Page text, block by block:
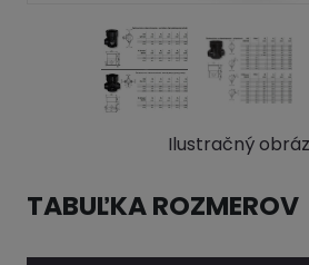
Ilustračný
TABUĽKA ROZMEROV